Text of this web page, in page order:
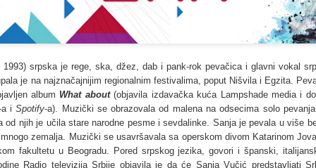
1993) srpska je rege, ska, džez, dab i pank-rok pevačica i glavni vokal
je na najznačajnijim regionalnim festivalima, poput Nišvila i Egzita.
album What about (objavila izdavačka kuća Lampshade media i
a iSpotify-a)
Muzički se obrazovala od malena na odsecima solo
od njih je učila stare narodne pesme i sevdalinke. Sanja je pevala u više
zemalja. Muzički se usavršavala sa operskom divom Katarinom
fakultetu u Beogradu. Pored srpskog jezika, govori i španski,
Radio televizija Srbije objavila je da će Sanja Vučić predstavljati
- Euroregionalni pozorišni festivalal u Temišvaru (TEZST,
Theatre Festival Timișoara) je međunarodni festival koji se
godine (pod sloganom Sa druge tačke gledišta) po petnaesti put
organizuje Nacionalno Mađarsko pozorište Čiki
(Csiky Gergely Hungarian State Theatre) od 19. do 26. maja.
69. Sterijino pozorje 2024: Čovečnost ‒
(Post)apokaliptične svetlosti pozornice - Izveštaj
selektorke i program festivala
Sterijino pozorje 2024